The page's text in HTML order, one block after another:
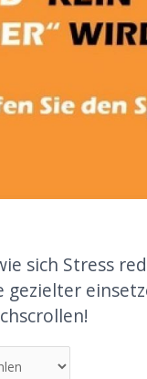
sich Stress
gezielter